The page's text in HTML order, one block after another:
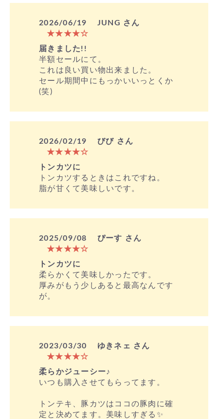
2026/06/19
JUNG さん
★★★★☆
届きました!!
半額セールにて。
これは良い買い物出来ました。
セール期間中にもっかいいっとくか
(笑)
2026/02/19
びび さん
★★★★☆
トンカツに
トンカツするときはこれですね。
脂が甘くて美味しいです。
2025/09/08
ぴーす さん
★★★★☆
トンカツに
柔らかくて美味しかったです。
厚みがもう少しあると最高なんです
が。
2023/03/30
ゆきネェ さん
★★★★☆
柔らかジューシー♪
いつも購入させてもらってます。
トンテキ、豚カツはココの豚肉に確
定と決めてます。美味しすぎる✨